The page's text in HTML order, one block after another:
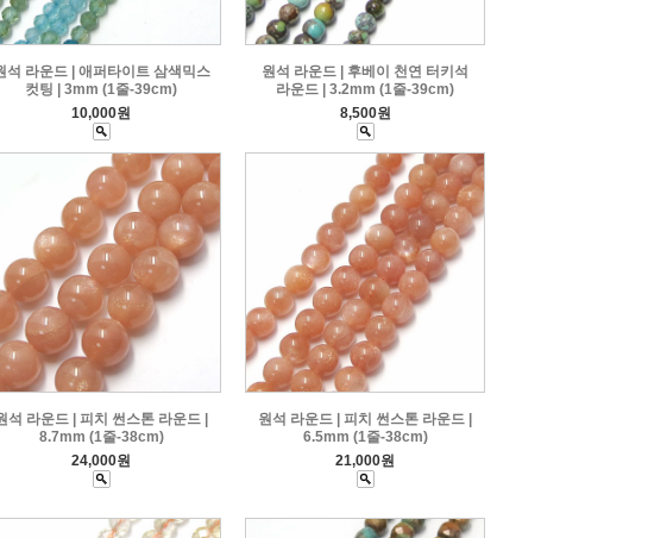
석 라운드 | 애퍼타이트 삼색믹스
컷팅 | 3mm (1줄-39cm)
10,000원
원석 라운드 | 후베이 천연 터키석
라운드 | 3.2mm (1줄-39cm)
8,500원
석 라운드 | 피치 썬스톤 라운드 |
8.7mm (1줄-38cm)
24,000원
원석 라운드 | 피치 썬스톤 라운드 |
6.5mm (1줄-38cm)
21,000원